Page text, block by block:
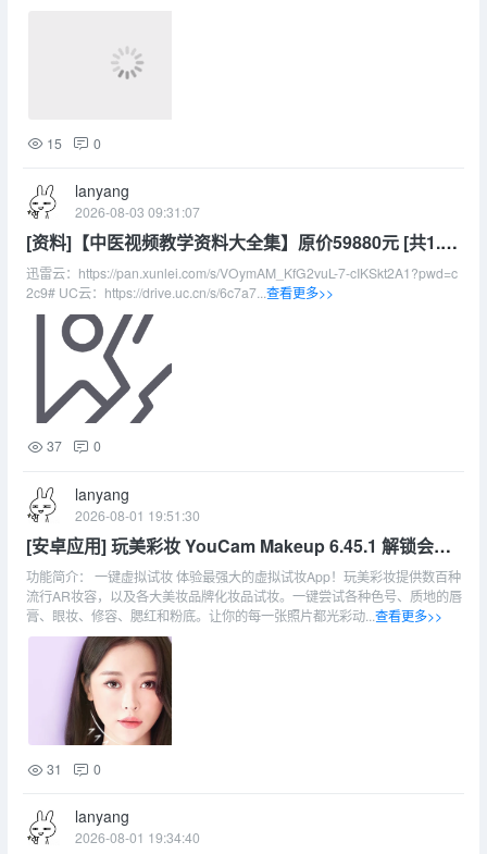
15 0
lanyang
2026-08-03 09:31:07
[资料]【中医视频教学资料大全集】原价59880元 [共1.18
T]
迅雷云：https://pan.xunlei.com/s/VOymAM_KfG2vuL-7-cIKSkt2A1?pwd=c
2c9# UC云：https://drive.uc.cn/s/6c7a7...查看更多>>
37 0
lanyang
2026-08-01 19:51:30
[安卓应用] 玩美彩妆 YouCam Makeup 6.45.1 解锁会员
版
功能简介： 一键虚拟试妆 体验最强大的虚拟试妆App！玩美彩妆提供数百种
流行AR妆容，以及各大美妆品牌化妆品试妆。一键尝试各种色号、质地的唇
膏、眼妆、修容、腮红和粉底。让你的每一张照片都光彩动...查看更多>>
31 0
lanyang
2026-08-01 19:34:40